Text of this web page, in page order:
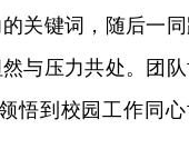
关键词，随后一
与压力共处。团
悟到校园工作同